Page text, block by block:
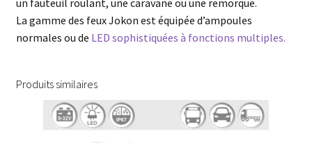
un fauteuil roulant, une caravane ou une remorque.
La gamme des feux Jokon est équipée d’ampoules
normales ou de LED sophistiquées à fonctions multiples.
Produits similaires